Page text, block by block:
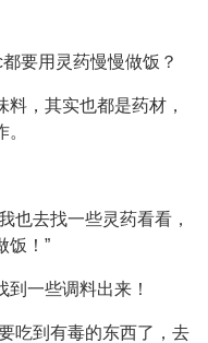
要用灵药慢慢做饭？
，其实也都是药材，
也去找一些灵药看看，
饭！”
一些调料出来！
吃到有毒的东西了，去